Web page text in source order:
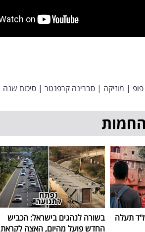
| מוזיקה | סברינה קרפנטר | סיכום שנה
תעלה
בשורה לנהגים בישראל: הכביש
החדש פועל מהיום, האצה לקראת